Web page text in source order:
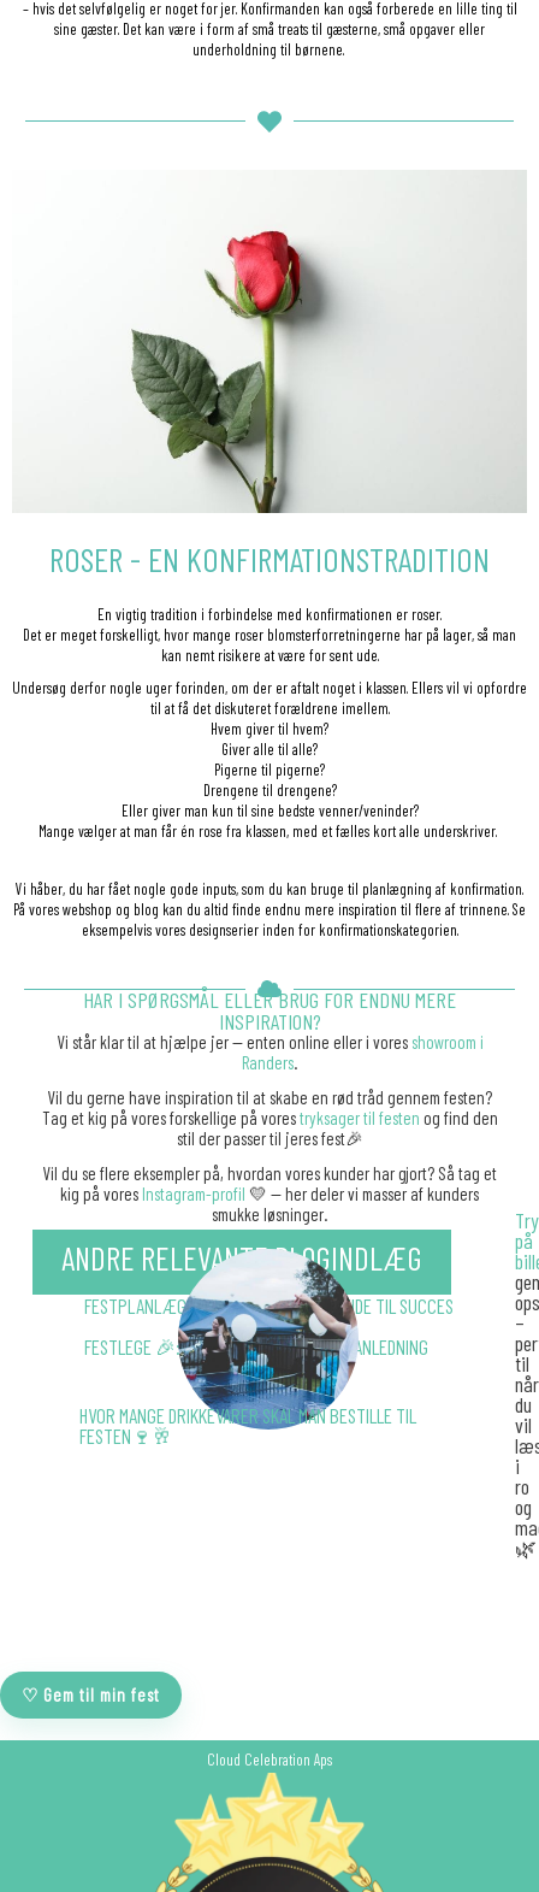
– hvis det selvfølgelig er noget for jer. Konfirmanden kan også forberede en lille ting til
sine gæster. Det kan være i form af små treats til gæsterne, små opgaver eller
underholdning til børnene.
ROSER - EN KONFIRMATIONSTRADITION
En vigtig tradition i forbindelse med konfirmationen er roser.
Det er meget forskelligt, hvor mange roser blomsterforretningerne har på lager, så man
kan nemt risikere at være for sent ude.
Undersøg derfor nogle uger forinden, om der er aftalt noget i klassen. Ellers vil vi opfordre
til at få det diskuteret forældrene imellem.
Hvem giver til hvem?
Giver alle til alle?
Pigerne til pigerne?
Drengene til drengene?
Eller giver man kun til sine bedste venner/veninder?
Mange vælger at man får én rose fra klassen, med et fælles kort alle underskriver.
Vi håber, du har fået nogle gode inputs, som du kan bruge til planlægning af konfirmation.
På vores webshop og blog kan du altid finde endnu mere inspiration til flere af trinnene. Se
eksempelvis vores designserier inden for konfirmationskategorien.
HAR I SPØRGSMÅL ELLER BRUG FOR ENDNU MERE
INSPIRATION?
Vi står klar til at hjælpe jer — enten online eller i vores showroom i
Randers.
Vil du gerne have inspiration til at skabe en rød tråd gennem festen?
Tag et kig på vores forskellige på vorestryksager til festen og find den
stil der passer til jeres fest🎉
Vil du se flere eksempler på, hvordan vores kunder har gjort? Så tag et
kig på vores Instagram-profil 💛 — her deler vi masser af kunders
smukke løsninger.
ANDRE RELEVANTE BLOGINDLÆG
FESTPLANLÆGNING: DIN ULTIMATIVE GUIDE TIL SUCCES
FESTLEGE 🎉: SJOVE IDÉER TIL ENHVER ANLEDNING
HVOR MANGE DRIKKEVARER SKAL MAN BESTILLE TIL
FESTEN🍷🥂
på
–
til
når
du
vil
i
ro
og
🌿
♡ Gem til min fest
Cloud Celebration Aps